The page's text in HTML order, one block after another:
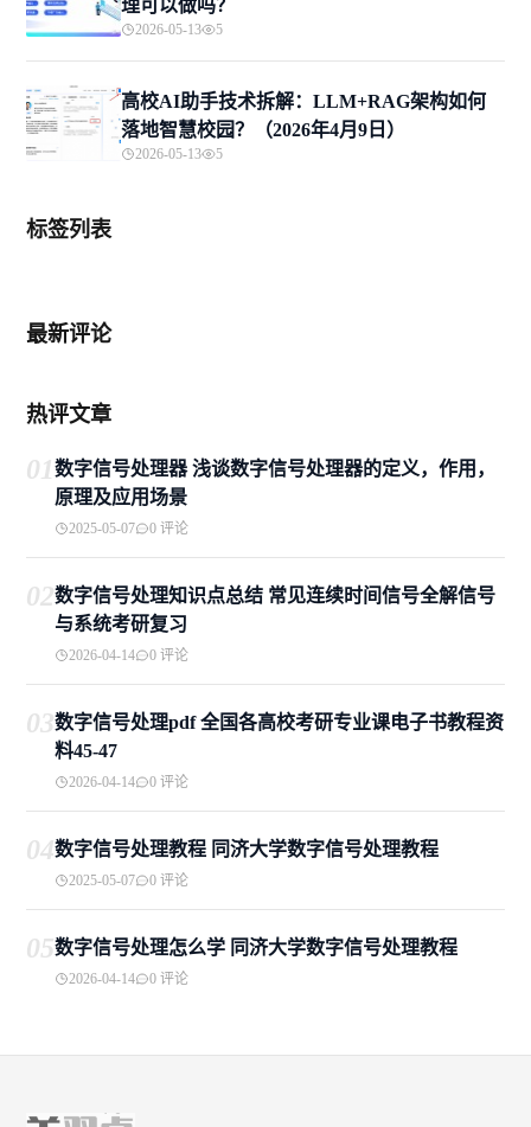
理可以做吗？
2026-05-13 5
高校AI助手技术拆解：LLM+RAG架构如何
落地智慧校园？（2026年4月9日）
2026-05-13 5
标签列表
最新评论
热评文章
01数字信号处理器 浅谈数字信号处理器的定义，作用，
原理及应用场景
2025-05-07 0 评论
02数字信号处理知识点总结 常见连续时间信号全解信号
与系统考研复习
2026-04-14 0 评论
03数字信号处理pdf 全国各高校考研专业课电子书教程资
料45-47
2026-04-14 0 评论
04数字信号处理教程 同济大学数字信号处理教程
2025-05-07 0 评论
05数字信号处理怎么学 同济大学数字信号处理教程
2026-04-14 0 评论